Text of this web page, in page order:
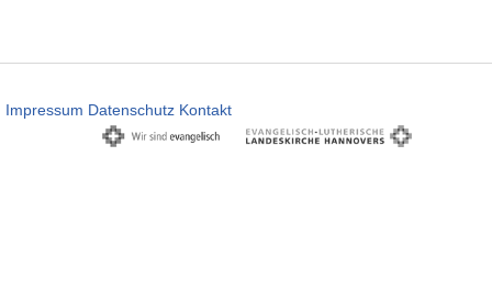
Impressum Datenschutz Kontakt